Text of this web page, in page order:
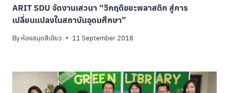
ARIT SDU จัดงานเสวนา “วิกฤติขยะพลาสติก สู่การ
เปลี่ยนแปลงในสถาบันอุดมศึกษา”
By ห้องสมุดสีเขียว 11 September 2018